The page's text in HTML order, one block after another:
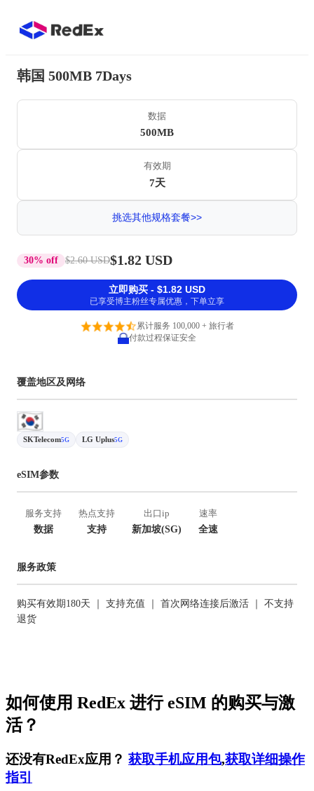
韩国 500MB 7Days
数据
500MB
有效期
7天
挑选其他规格套餐>>
30% off $2.60 USD$1.82 USD
立即购买 - $1.82 USD
已享受博主粉丝专属优惠，下单立享
累计服务 100,000 + 旅行者
付款过程保证安全
覆盖地区及网络
SKTelecom5G LG Uplus5G
eSIM参数
服务支持
数据
热点支持
支持
出口ip
新加坡(SG)
速率
全速
服务政策
购买有效期180天 ｜ 支持充值 ｜ 首次网络连接后激活 ｜ 不支持
退货
如何使用 RedEx 进行 eSIM 的购买与激
活？
还没有RedEx应用？ 获取手机应用包,获取详细操作
指引